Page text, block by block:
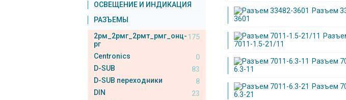
ОСВЕЩЕНИЕ И ИНДИКАЦИЯ
РАЗЪЕМЫ
2рм_2рмг_2рмт_рмг_онц-
рг
175
Centronics
0
D-SUB
83
D-SUB переходники
8
DIN
23
Разъем
3601
7011-1.5-21/11
Разъем
6.3-11
Разъем
6.3-21